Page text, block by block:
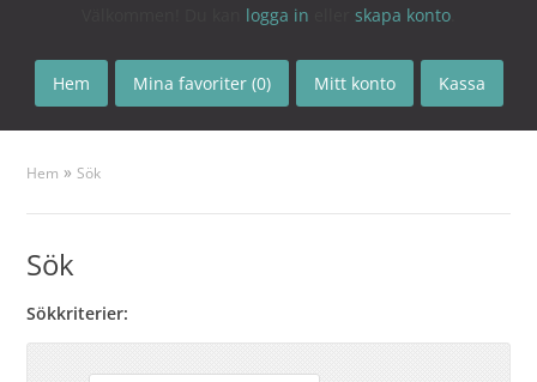
logga in skapa konto
Hem Mina favoriter (0) Mitt konto Kassa
Hem » Sök
Sök
Sökkriterier: